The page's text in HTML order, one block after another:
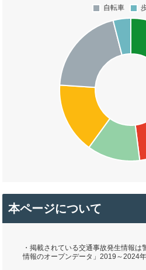
本ページについて
・掲載されている交通事故発生情報
情報のオープンデータ」2019～2024年